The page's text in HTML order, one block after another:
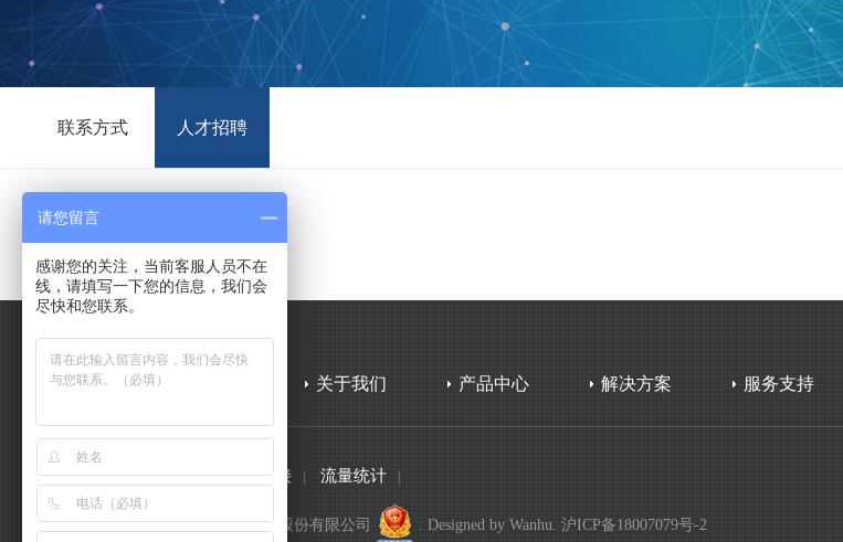
联系方式 人才招聘
社会招聘
暂无数据
关于我们 产品中心 解决方案 服务支持
网站地图 | 法律声明 | 友情链接 流量统计
Copyright 2019 © 上海海积信息科技股份有限公司 . Designed by Wanhu. 沪ICP备18007079号-2
请您留言
感谢您的关注，当前客服人员不在
线，请填写一下您的信息，我们会
尽快和您联系。